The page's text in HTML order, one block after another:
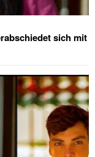
sich mit